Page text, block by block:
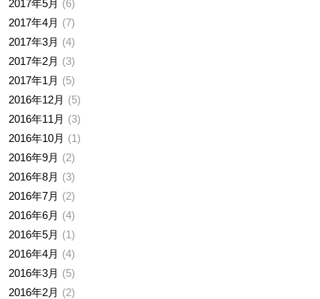
2017年5月
6
2017年4月
7
2017年3月
4
2017年2月
3
2017年1月
5
2016年12月
5
2016年11月
3
2016年10月
1
2016年9月
2
2016年8月
3
2016年7月
2
2016年6月
4
2016年5月
1
2016年4月
4
2016年3月
5
2016年2月
2